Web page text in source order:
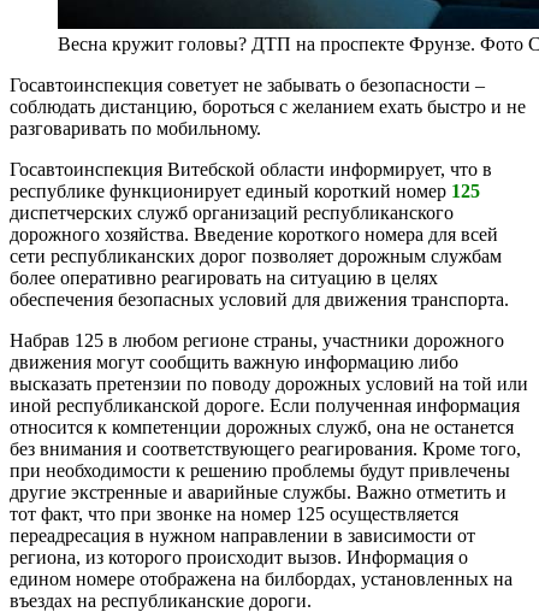
Весна кружит головы? ДТП на проспекте Фрунзе. Фото
Госавтоинспекция советует не забывать о безопасности –
соблюдать дистанцию, бороться с желанием ехать быстро и не
разговаривать по мобильному.
Госавтоинспекция Витебской области информирует, что в
республике функционирует единый короткий номер 125
диспетчерских служб организаций республиканского
дорожного хозяйства. Введение короткого номера для всей
сети республиканских дорог позволяет дорожным службам
более оперативно реагировать на ситуацию в целях
обеспечения безопасных условий для движения транспорта.
Набрав 125 в любом регионе страны, участники дорожного
движения могут сообщить важную информацию либо
высказать претензии по поводу дорожных условий на той или
иной респу­бликанской дороге. Если полученная информация
относится к компетенции дорожных служб, она не останется
без внимания и соответствующего реагирования. Кроме того,
при необходимо­сти к решению проблемы будут привлечены
другие экстренные и аварийные службы. Важно отметить и
тот факт, что при звонке на номер 125 осуществляется
переадресация в нужном направ­лении в зависимости от
региона, из которого происходит вы­зов. Информация о
едином номере отображена на билбордах, установленных на
въездах на республи­канские дороги.